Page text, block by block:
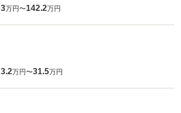
3万円〜142.2万円
3.2万円〜31.5万円